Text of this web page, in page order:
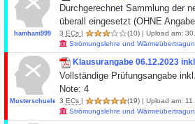
hamham999
Durchgerechnet Sammlung der
überall eingesetzt (OHNE
3 ECs | (10) | Upload am:
Strömungslehre und
Musterschueler19
Klausurangabe 06.12.2023
Vollständige Prüfungsangabe
Note: 4
3 ECs | (19) | Upload am:
Strömungslehre und